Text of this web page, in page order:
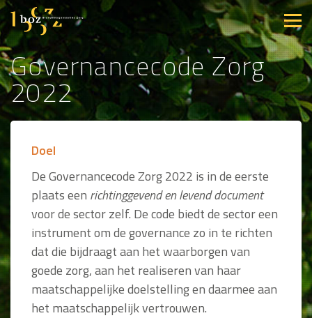
Governancecode Zorg
2022
Doel
De Governancecode Zorg 2022 is in de eerste
plaats een richtinggevend en levend document
voor de sector zelf. De code biedt de sector een
instrument om de governance zo in te richten
dat die bijdraagt aan het waarborgen van
goede zorg, aan het realiseren van haar
maatschappelijke doelstelling en daarmee aan
het maatschappelijk vertrouwen.